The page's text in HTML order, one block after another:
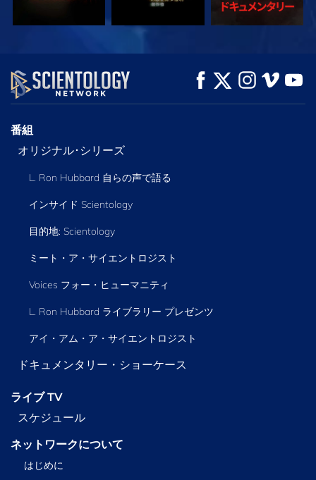
観る シリーズを探求
番組
オリジナル･シリーズ
L. Ron Hubbard 自らの声で語る
インサイド Scientology
目的地: Scientology
ミート・ア・サイエントロジスト
Voices フォー・ヒューマニティ
L. Ron Hubbard ライブラリー プレゼンツ
アイ・アム・ア・サイエントロジスト
ドキュメンタリー・ショーケース
ライブ TV
スケジュール
ネットワークについて
はじめに